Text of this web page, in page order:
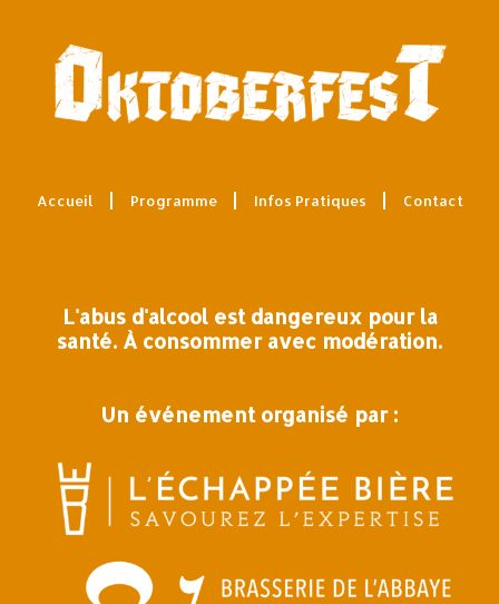
Accueil Programme Infos Pratiques Contact
L'abus d'alcool est dangereux pour la
santé. À consommer avec modération.
Un événement organisé par :